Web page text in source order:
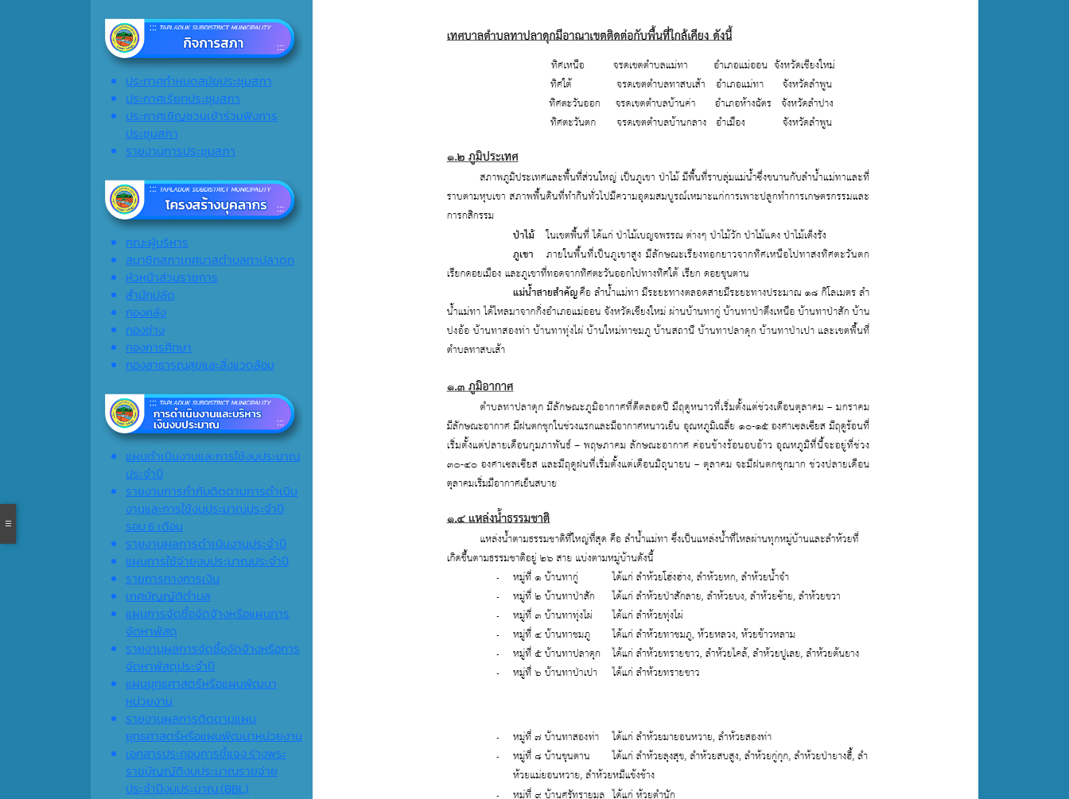
ประกาศกำหนดสมัยประชุมสภา
ประกาศเรียกประชุมสภา
ประกาศเชิญชวนเข้าร่วมฟังการ
ประชุมสภา
รายงานการประชุมสภา
คณะผู้บริหาร
สมาชิกสภาเทศบาลตำบลทาปลาดุก
หัวหน้าส่วนราชการ
สำนักปลัด
กองคลัง
กองช่าง
กองการศึกษา
กองสาธารณสุขและสิ่งแวดล้อม
แผนดำเนินงานและการใช้งบประมาณ
ประจำปี
รายงานการกำกับติดตามการดำเนิน
งานและการใช้งบประมาณประจำปี
รอบ 6 เดือน
รายงานผลการดำเนินงานประจำปี
แผนการใช้จ่ายงบประมาณประจำปี
รายการทางการเงิน
เทศบัญญัติตำบล
แผนการจัดซื้อจัดจ้างหรือแผนการ
จัดหาพัสดุ
รายงานผลการจัดซื้อจัดจ้างหรือการ
จัดหาพัสดุประจำปี
แผนยุทธศาสตร์หรือแผนพัฒนา
หน่วยงาน
รายงานผลการติดตามแผน
ยุทธศาสตร์หรือแผนพัฒนาหน่วยงาน
เอกสารประกอบการชี้แจง ร่างพระ
ราชบัญญัติงบประมาณรายจ่าย
ประจำปีงบประมาณ (ฺBBL)